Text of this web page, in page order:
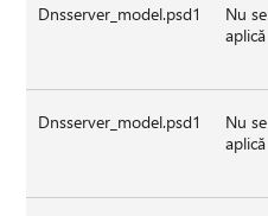
Dnsserver_model.psd1
Nu se
aplică
Dnsserver_model.psd1
Nu se
aplică